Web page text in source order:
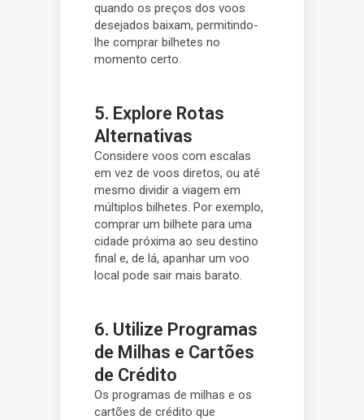
quando os preços dos voos
desejados baixam, permitindo-
lhe comprar bilhetes no
momento certo.
5. Explore Rotas
Alternativas
Considere voos com escalas
em vez de voos diretos, ou até
mesmo dividir a viagem em
múltiplos bilhetes. Por exemplo,
comprar um bilhete para uma
cidade próxima ao seu destino
final e, de lá, apanhar um voo
local pode sair mais barato.
6. Utilize Programas
de Milhas e Cartões
de Crédito
Os programas de milhas e os
cartões de crédito que